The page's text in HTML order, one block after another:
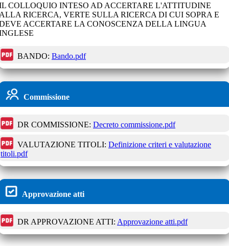
COLLOQUIO INTESO AD ACCERTARE L'ATTITUDINE
RICERCA, VERTE SULLA RICERCA DI CUI SOPRA E
ACCERTARE LA CONOSCENZA DELLA LINGUA
BANDO: Bando.pdf
Commissione
DR COMMISSIONE: Decreto commissione.pdf
VALUTAZIONE TITOLI: Definizione criteri e valutazione
titoli.pdf
Approvazione atti
DR APPROVAZIONE ATTI: Approvazione atti.pdf